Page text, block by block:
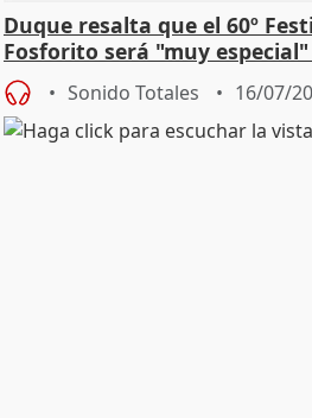
Duque resalta que el 60º
Fosforito será "muy
Sonido Totales 16/07/